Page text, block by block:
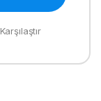
Karşılaştır